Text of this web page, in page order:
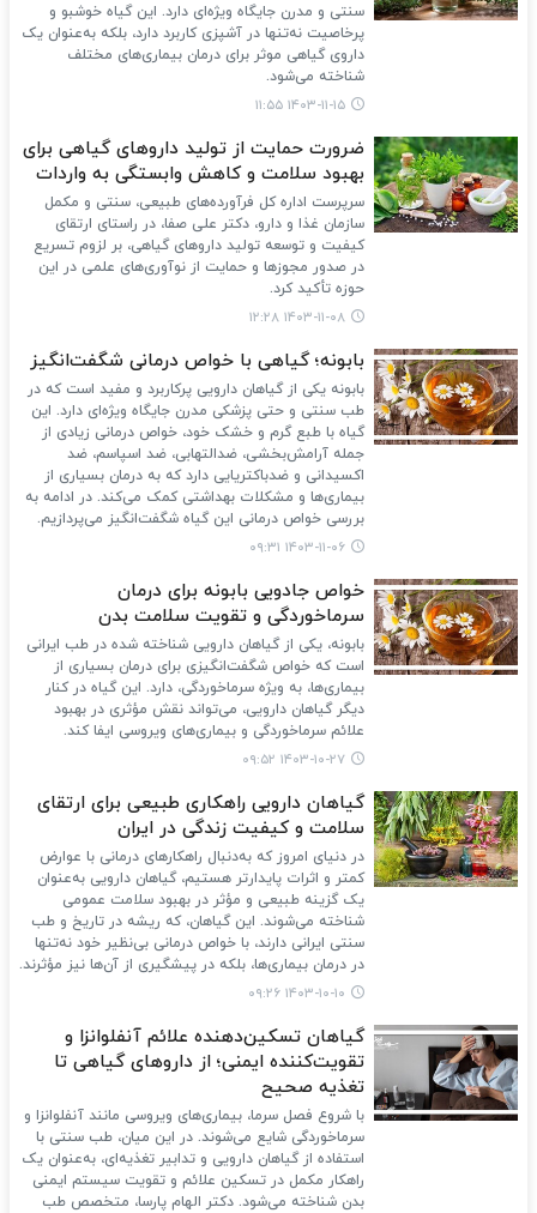
سنتی و مدرن جایگاه ویژه‌ای دارد. این گیاه خوشبو و
پرخاصیت نه‌تنها در آشپزی کاربرد دارد، بلکه به‌عنوان یک
داروی گیاهی موثر برای درمان بیماری‌های مختلف
شناخته می‌شود.
۱۴۰۳-۱۱-۱۵ ۱۱:۵۵
ضرورت حمایت از تولید داروهای گیاهی برای
بهبود سلامت و کاهش وابستگی به واردات
سرپرست اداره کل فرآورده‌های طبیعی، سنتی و مکمل
سازمان غذا و دارو، دکتر علی صفا، در راستای ارتقای
کیفیت و توسعه تولید داروهای گیاهی، بر لزوم تسریع
در صدور مجوزها و حمایت از نوآوری‌های علمی در این
حوزه تأکید کرد.
۱۴۰۳-۱۱-۰۸ ۱۲:۲۸
بابونه؛ گیاهی با خواص درمانی شگفت‌انگیز
بابونه یکی از گیاهان دارویی پرکاربرد و مفید است که در
طب سنتی و حتی پزشکی مدرن جایگاه ویژه‌ای دارد. این
گیاه با طبع گرم و خشک خود، خواص درمانی زیادی از
جمله آرامش‌بخشی، ضدالتهابی، ضد اسپاسم، ضد
اکسیدانی و ضدباکتریایی دارد که به درمان بسیاری از
بیماری‌ها و مشکلات بهداشتی کمک می‌کند. در ادامه به
بررسی خواص درمانی این گیاه شگفت‌انگیز می‌پردازیم.
۱۴۰۳-۱۱-۰۶ ۰۹:۳۱
خواص جادویی بابونه برای درمان
سرماخوردگی و تقویت سلامت بدن
بابونه، یکی از گیاهان دارویی شناخته شده در طب ایرانی
است که خواص شگفت‌انگیزی برای درمان بسیاری از
بیماری‌ها، به ویژه سرماخوردگی، دارد. این گیاه در کنار
دیگر گیاهان دارویی، می‌تواند نقش مؤثری در بهبود
علائم سرماخوردگی و بیماری‌های ویروسی ایفا کند.
۱۴۰۳-۱۰-۲۷ ۰۹:۵۲
گیاهان دارویی راهکاری طبیعی برای ارتقای
سلامت و کیفیت زندگی در ایران
در دنیای امروز که به‌دنبال راهکارهای درمانی با عوارض
کمتر و اثرات پایدارتر هستیم، گیاهان دارویی به‌عنوان
یک گزینه طبیعی و مؤثر در بهبود سلامت عمومی
شناخته می‌شوند. این گیاهان، که ریشه در تاریخ و طب
سنتی ایرانی دارند، با خواص درمانی بی‌نظیر خود نه‌تنها
در درمان بیماری‌ها، بلکه در پیشگیری از آن‌ها نیز مؤثرند.
۱۴۰۳-۱۰-۱۰ ۰۹:۲۶
گیاهان تسکین‌دهنده علائم آنفلوانزا و
تقویت‌کننده ایمنی؛ از داروهای گیاهی تا
تغذیه صحیح
با شروع فصل سرما، بیماری‌های ویروسی مانند آنفلوانزا و
سرماخوردگی شایع می‌شوند. در این میان، طب سنتی با
استفاده از گیاهان دارویی و تدابیر تغذیه‌ای، به‌عنوان یک
راهکار مکمل در تسکین علائم و تقویت سیستم ایمنی
بدن شناخته می‌شود. دکتر الهام پارسا، متخصص طب